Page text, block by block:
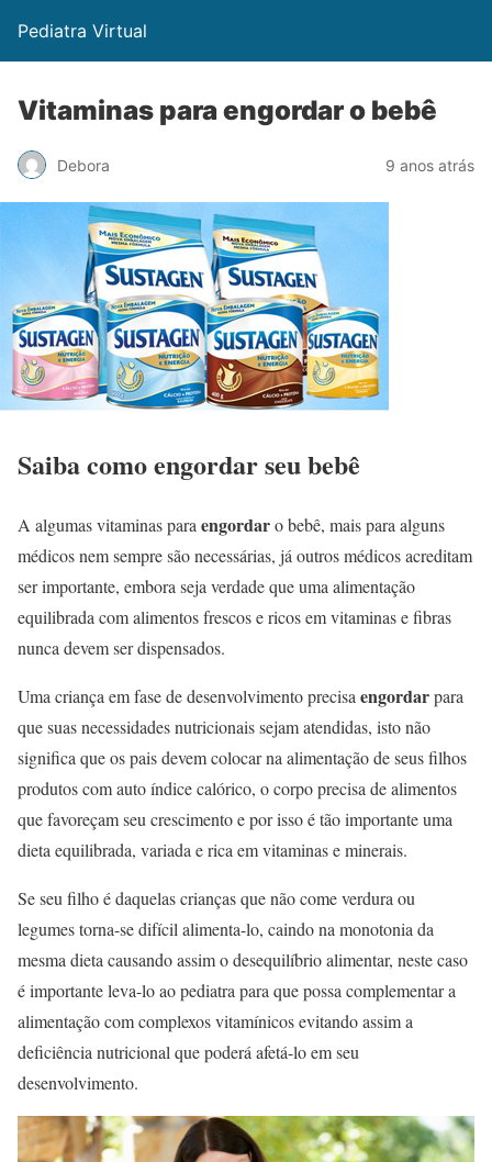
Pediatra Virtual
Vitaminas para engordar o bebê
Debora 9 anos atrás
Saiba comoengordarseu bebê
A algumas vitaminas para engordaro bebê, mais para alguns
médicos nem sempre são necessárias, já outros médicos acreditam
ser importante, embora seja verdade que uma alimentação
equilibrada com alimentos frescos e ricos em vitaminas e fibras
nunca devem ser dispensados.
Uma criança em fase de desenvolvimento precisa engordarpara
que suas necessidades nutricionais sejam atendidas, isto não
significa que os pais devem colocar na alimentação de seus filhos
produtos com auto índice calórico, o corpo precisa de alimentos
que favoreçam seu crescimento e por isso é tão importante uma
dieta equilibrada, variada e rica em vitaminas e minerais.
Se seu filho é daquelas crianças que não come verdura ou
legumes torna-se difícil alimenta-lo, caindo na monotonia da
mesma dieta causando assim o desequilíbrio alimentar, neste caso
é importante leva-lo ao pediatra para que possa complementar a
alimentação com complexos vitamínicos evitando assim a
deficiência nutricional que poderá afetá-lo em seu
desenvolvimento.